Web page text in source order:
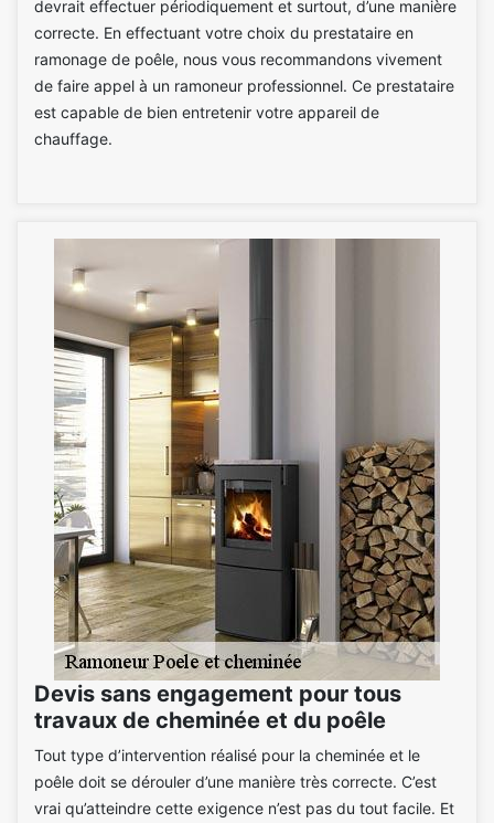
devrait effectuer périodiquement et surtout, d’une manière
correcte. En effectuant votre choix du prestataire en
ramonage de poêle, nous vous recommandons vivement
de faire appel à un ramoneur professionnel. Ce prestataire
est capable de bien entretenir votre appareil de
chauffage.
Devis sans engagement pour tous
travaux de cheminée et du poêle
Tout type d’intervention réalisé pour la cheminée et le
poêle doit se dérouler d’une manière très correcte. C’est
vrai qu’atteindre cette exigence n’est pas du tout facile. Et